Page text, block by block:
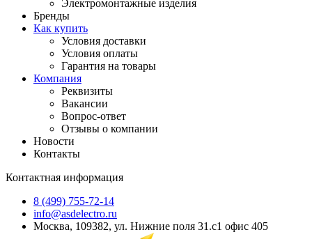
Электромонтажные изделия
Бренды
Как купить
Условия доставки
Условия оплаты
Гарантия на товары
Компания
Реквизиты
Вакансии
Вопрос-ответ
Отзывы о компании
Новости
Контакты
Контактная информация
8 (499) 755-72-14
info@asdelectro.ru
Москва, 109382, ул. Нижние поля 31.с1 офис 405